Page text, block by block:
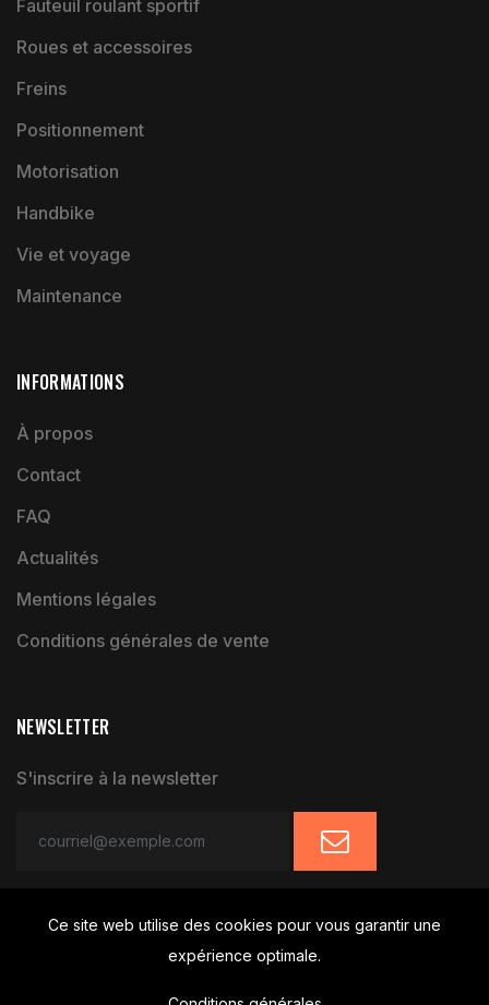
Fauteuil roulant sportif
Roues et accessoires
Freins
Positionnement
Motorisation
Handbike
Vie et voyage
Maintenance
INFORMATIONS
À propos
Contact
FAQ
Actualités
Mentions légales
Conditions générales de vente
NEWSLETTER
S'inscrire à la newsletter
Ce site web utilise des cookies pour vous garantir une
expérience optimale.